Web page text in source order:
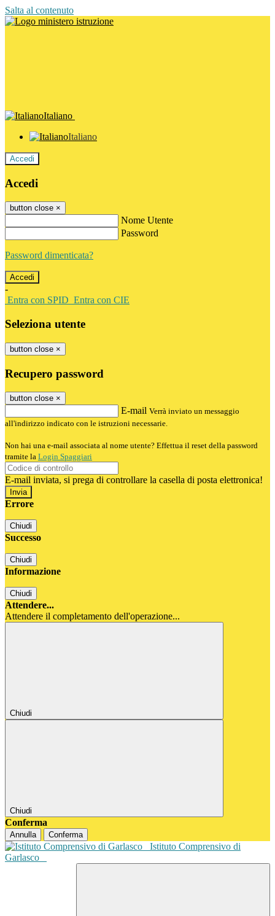
Salta al contenuto
Italiano
Italiano
Accedi
Accedi
button close ×
Nome Utente
Password
Password dimenticata?
-
Entra con SPID Entra con CIE
Seleziona utente
button close ×
Recupero password
button close ×
E-mail Verrà inviato un messaggio
all'indirizzo indicato con le istruzioni necessarie.
Non hai una e-mail associata al nome utente? Effettua il reset della password
tramite la Login Spaggiari
E-mail inviata, si prega di controllare la casella di posta elettronica!
Errore
Chiudi
Successo
Chiudi
Informazione
Chiudi
Attendere...
Attendere il completamento dell'operazione...
Chiudi
Chiudi
Conferma
Annulla Conferma
Istituto Comprensivo di
Garlasco